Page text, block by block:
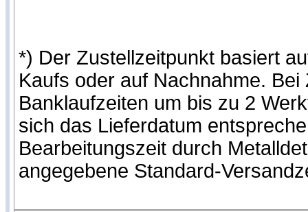
*) Der Zustellzeitpunkt basiert
Kaufs oder auf Nachnahme.
Banklaufzeiten um bis zu 2
sich das Lieferdatum
Bearbeitungszeit durch
angegebene Standard-